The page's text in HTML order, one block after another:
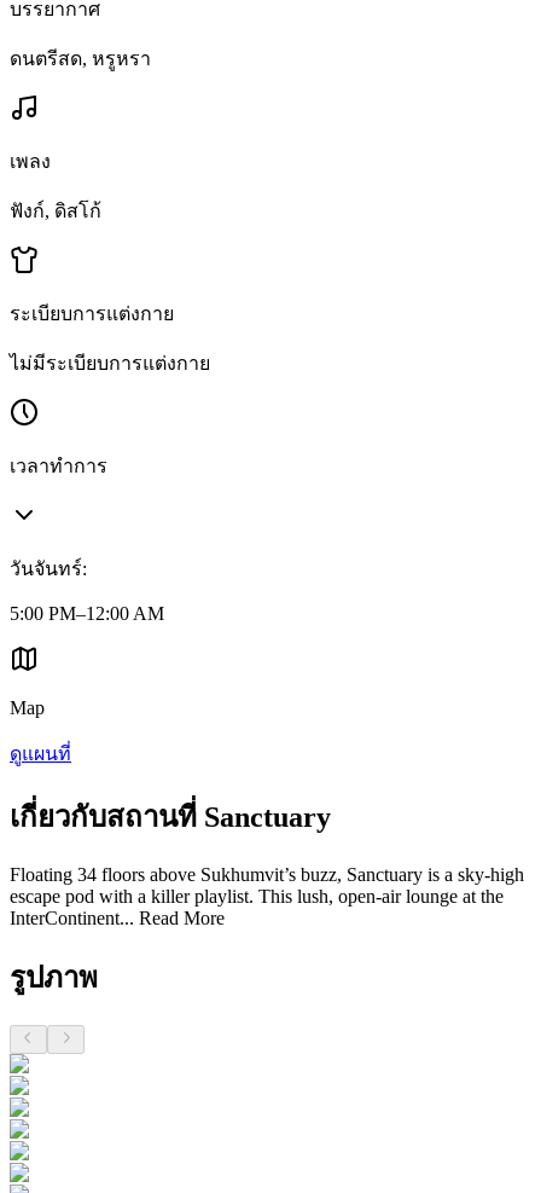
บรรยากาศ
ดนตรีสด, หรูหรา
เพลง
ฟังก์, ดิสโก้
ระเบียบการแต่งกาย
ไม่มีระเบียบการแต่งกาย
เวลาทำการ
วันจันทร์:
5:00 PM–12:00 AM
Map
ดูแผนที่
เกี่ยวกับสถานที่ Sanctuary
Floating 34 floors above Sukhumvit’s buzz, Sanctuary is a sky-high
escape pod with a killer playlist. This lush, open-air lounge at the
InterContinent... Read More
รูปภาพ